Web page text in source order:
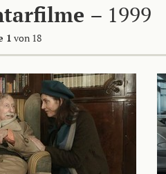
– 1999
1 von 18